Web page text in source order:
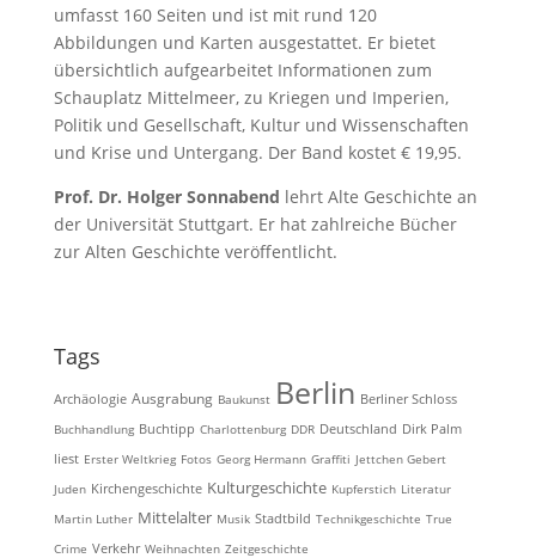
umfasst 160 Seiten und ist mit rund 120
Abbildungen und Karten ausgestattet. Er bietet
übersichtlich aufgearbeitet Informationen zum
Schauplatz Mittelmeer, zu Kriegen und Imperien,
Politik und Gesellschaft, Kultur und Wissenschaften
und Krise und Untergang. Der Band kostet € 19,95.
Prof. Dr. Holger Sonnabend lehrt Alte Geschichte an
der Universität Stuttgart. Er hat zahlreiche Bücher
zur Alten Geschichte veröffentlicht.
Tags
Archäologie Ausgrabung Baukunst Berlin Berliner Schloss
Buchhandlung Buchtipp Charlottenburg DDR Deutschland Dirk Palm
liest Erster Weltkrieg Fotos Georg Hermann Graffiti Jettchen Gebert
Juden Kirchengeschichte Kulturgeschichte Kupferstich Literatur
Martin Luther Mittelalter Musik Stadtbild Technikgeschichte True
Crime Verkehr Weihnachten Zeitgeschichte